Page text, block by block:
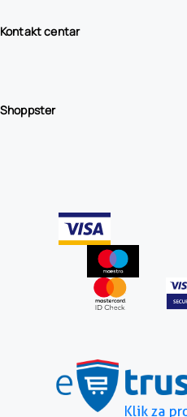
Kontakt centar
Shoppster